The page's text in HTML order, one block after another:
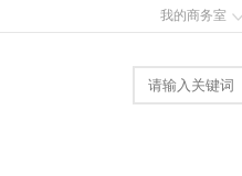
我的商务室